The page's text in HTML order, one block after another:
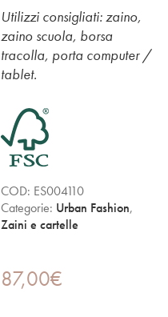
Utilizzi consigliati: zaino,
zaino scuola, borsa
tracolla, porta computer /
tablet.
COD: ES004110
Categorie: Urban Fashion,
Zaini e cartelle
87,00€